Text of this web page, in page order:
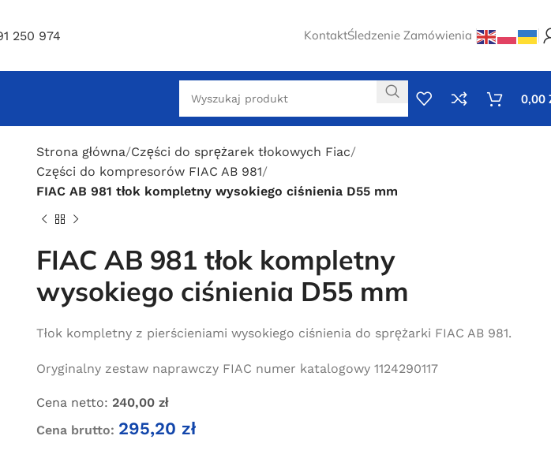
250 974 KontaktŚledzenie Zamówienia
0,00
Strona główna Części do sprężarek tłokowych Fiac
Części do kompresorów FIAC AB 981
FIAC AB 981 tłok kompletny wysokiego ciśnienia D55 mm
FIAC AB 981 tłok kompletny
wysokiego ciśnienia D55 mm
Tłok kompletny z pierścieniami wysokiego ciśnienia do sprężarki FIAC AB 981.
Oryginalny zestaw naprawczy FIAC numer katalogowy 1124290117
Cena netto: 240,00 zł
Cena brutto: 295,20 zł